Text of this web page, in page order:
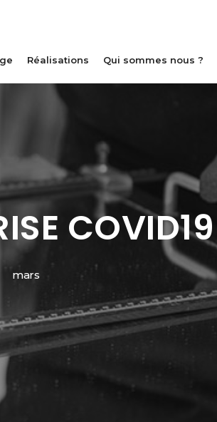
Réalisations Qui sommes nous ?
COVID19
mars